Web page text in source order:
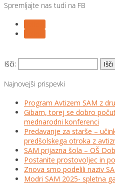
Spremljajte nas tudi na FB
Išči:
Najnovejši prispevki
Program Avtizem SAM z
Gibam, torej se dobro
mednarodni konferenci
Predavanje za starše –
predšolskega otroka z
SAM prijazna šola – OŠ
Postanite prostovoljec in
Znova smo podelili naziv
Modri SAM 2025- spletna